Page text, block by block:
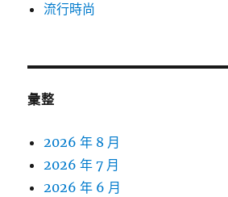
流行時尚
彙整
2026 年 8 月
2026 年 7 月
2026 年 6 月